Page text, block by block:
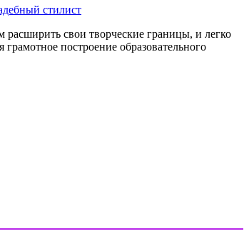
стилист
свои творческие границы, и легко
построение образовательного